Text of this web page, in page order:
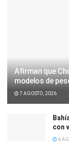
Afirman que
modelos de
7 AGOSTO, 2026
con
6